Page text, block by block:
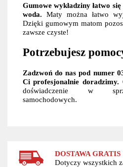
Gumowe wykładziny łatwo
woda. Maty można łatwo
Dzięki gumowym matom
zawsze czyste!
Potrzebujesz
Zadzwoń do nas pod numer
Ci profesjonalnie doradzimy.
doświadczenie w
samochodowych.
DOSTAWA GRATIS
Dotyczy wszystkich